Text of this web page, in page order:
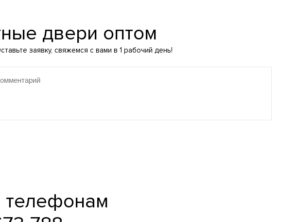
двери оптом
заявку, свяжемся с вами в 1 рабочий день!
телефонам